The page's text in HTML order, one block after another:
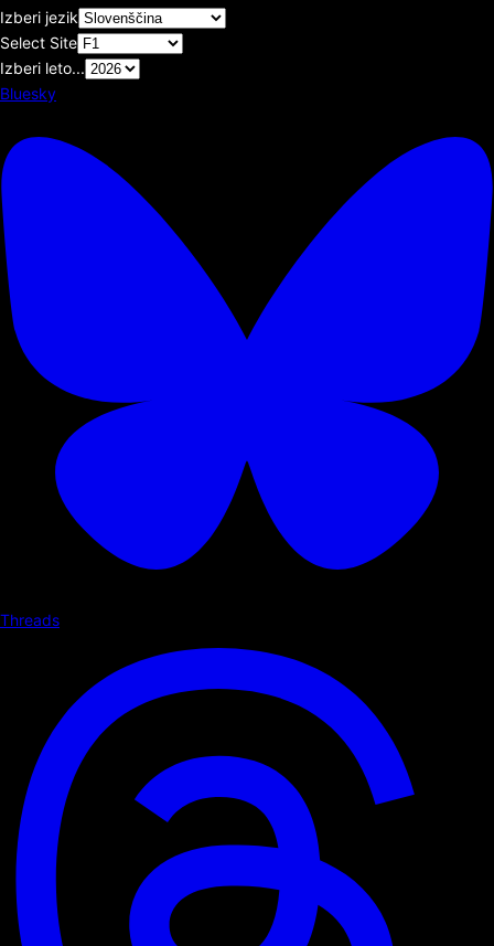
Izberi jezik
Select Site
Izberi leto...
Bluesky
Threads